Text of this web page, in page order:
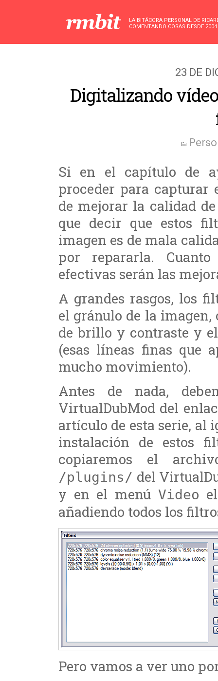
LA BITÁCORA PERSONAL DE
COMENTANDO COSAS DESDE 2004
23 DE
Digitalizando
Si en el capítulo de
proceder para capturar
de mejorar la calidad
que decir que estos
imagen es de mala
por repararla.
efectivas serán las
A grandes rasgos, los
el gránulo de la
de brillo y contraste y
(esas líneas finas que
mucho movimiento).
Antes de nada,
VirtualDubMod del
artículo de esta serie, al
instalación de estos
copiaremos el
/plugins/ del
y en el menú Video
añadiendo todos los
Pero vamos a ver uno